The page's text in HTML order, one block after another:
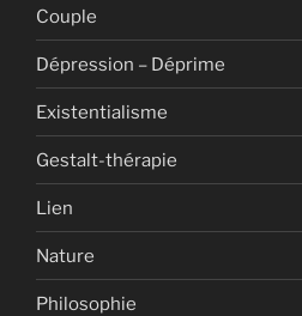
Couple
Dépression – Déprime
Existentialisme
Gestalt-thérapie
Lien
Nature
Philosophie